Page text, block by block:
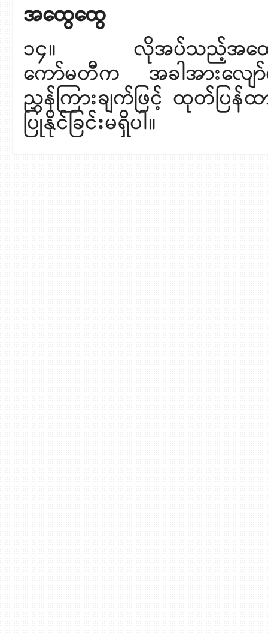
အထွေထွေ
၁၄။ လိုအပ်သည့်အထောက်
ကော်မတီက အခါအားလျ
ညွှန်ကြားချက်ဖြင့် ထုတ်ပြန်
ပြုနိုင်ခြင်းမရှိပါ။